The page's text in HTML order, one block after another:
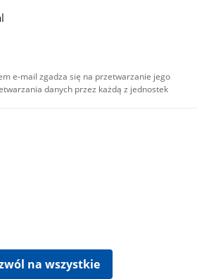
e-mail zgadza się na przetwarzanie jego
danych przez każdą z jednostek
na wszystkie